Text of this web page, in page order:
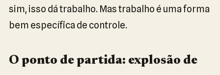
sim, isso dá trabalho. Mas trabalho é uma forma
bem específica de controle.
O ponto de partida: explosão de